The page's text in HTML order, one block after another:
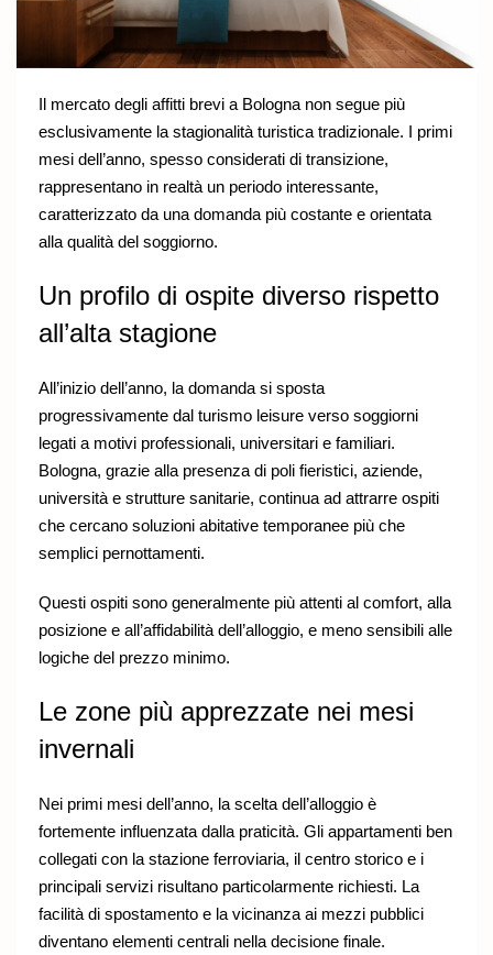
Il mercato degli affitti brevi a Bologna non segue più
esclusivamente la stagionalità turistica tradizionale. I primi
mesi dell’anno, spesso considerati di transizione,
rappresentano in realtà un periodo interessante,
caratterizzato da una domanda più costante e orientata
alla qualità del soggiorno.
Un profilo di ospite diverso rispetto
all’alta stagione
All’inizio dell’anno, la domanda si sposta
progressivamente dal turismo leisure verso soggiorni
legati a motivi professionali, universitari e familiari.
Bologna, grazie alla presenza di poli fieristici, aziende,
università e strutture sanitarie, continua ad attrarre ospiti
che cercano soluzioni abitative temporanee più che
semplici pernottamenti.
Questi ospiti sono generalmente più attenti al comfort, alla
posizione e all’affidabilità dell’alloggio, e meno sensibili alle
logiche del prezzo minimo.
Le zone più apprezzate nei mesi
invernali
Nei primi mesi dell’anno, la scelta dell’alloggio è
fortemente influenzata dalla praticità. Gli appartamenti ben
collegati con la stazione ferroviaria, il centro storico e i
principali servizi risultano particolarmente richiesti. La
facilità di spostamento e la vicinanza ai mezzi pubblici
diventano elementi centrali nella decisione finale.